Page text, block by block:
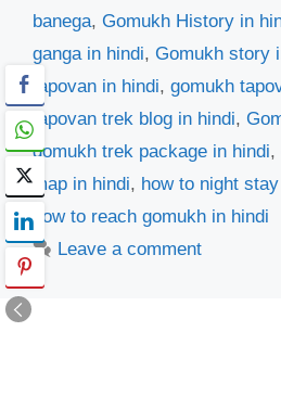
banega, Gomukh History in
ganga in hindi, Gomukh story
tapovan in hindi, gomukh
tapovan trek blog in hindi,
gomukh trek package in hindi,
map in hindi, how to night
how to reach gomukh in hindi
Leave a comment